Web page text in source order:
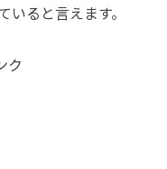
ると言えます。
ク